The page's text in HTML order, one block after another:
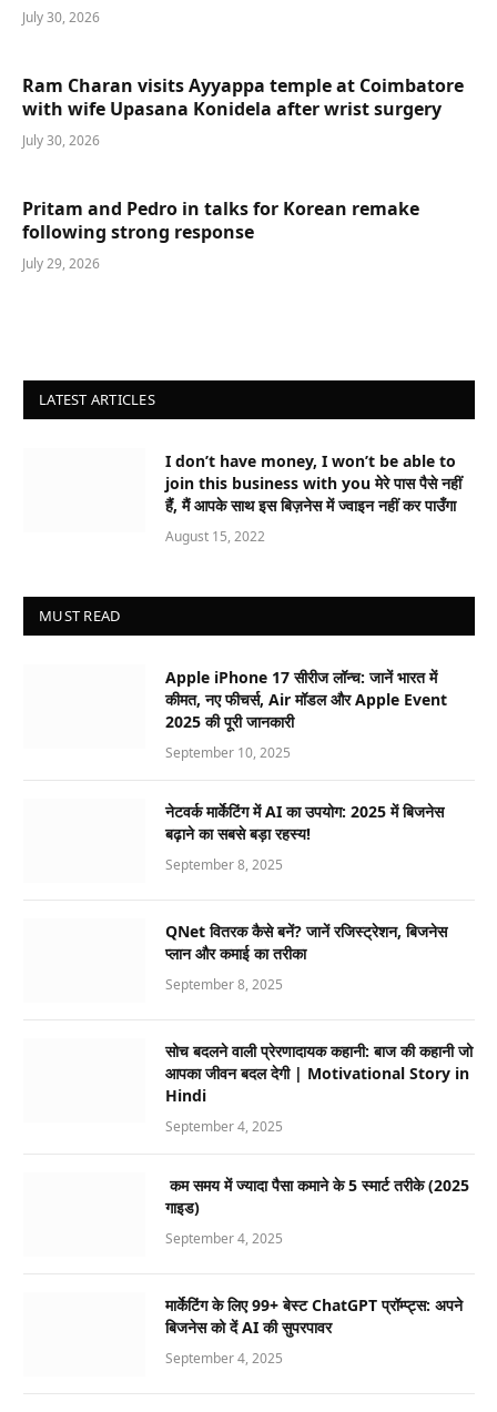
July 30, 2026
Ram Charan visits Ayyappa temple at Coimbatore
with wife Upasana Konidela after wrist surgery
July 30, 2026
Pritam and Pedro in talks for Korean remake
following strong response
July 29, 2026
LATEST ARTICLES
I don’t have money, I won’t be able to
join this business with you मेरे पास पैसे नहीं
हैं, मैं आपके साथ इस बिज़नेस में ज्वाइन नहीं कर पाउँगा
August 15, 2022
MUST READ
Apple iPhone 17 सीरीज लॉन्च: जानें भारत में
कीमत, नए फीचर्स, Air मॉडल और Apple Event
2025 की पूरी जानकारी
September 10, 2025
नेटवर्क मार्केटिंग में AI का उपयोग: 2025 में बिजनेस
बढ़ाने का सबसे बड़ा रहस्य!
September 8, 2025
QNet वितरक कैसे बनें? जानें रजिस्ट्रेशन, बिजनेस
प्लान और कमाई का तरीका
September 8, 2025
सोच बदलने वाली प्रेरणादायक कहानी: बाज की कहानी जो
आपका जीवन बदल देगी | Motivational Story in
Hindi
September 4, 2025
कम समय में ज्यादा पैसा कमाने के 5 स्मार्ट तरीके (2025
गाइड)
September 4, 2025
मार्केटिंग के लिए 99+ बेस्ट ChatGPT प्रॉम्प्ट्स: अपने
बिजनेस को दें AI की सुपरपावर
September 4, 2025